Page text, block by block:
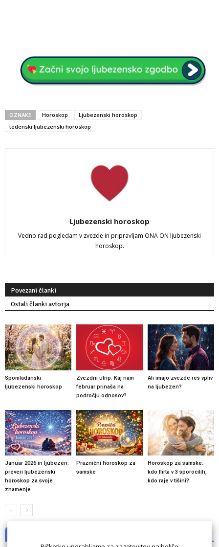
OZNAKE Horoskop
Ljubezenski horoskop
tedenski ljubezenski horoskop
Ljubezenski horoskop
Vedno rad pogledam v zvezde in pripravljam ONA ON ljubezenski
horoskop.
Povezani članki
Ostali članki avtorja
Spomladanski
ljubezenski horoskop
Zvezdni utrip: Kaj nam
februar prinaša na
področju odnosov?
Ali imajo zvezde res vpliv
na ljubezen?
Januar 2026 in ljubezen:
preveri ljubezenski
horoskop za svoje
znamenje
Praznični horoskop za
samske
Horoskop za samske:
kdo flirta v 3 sporočilih,
kdo raje v tišini?